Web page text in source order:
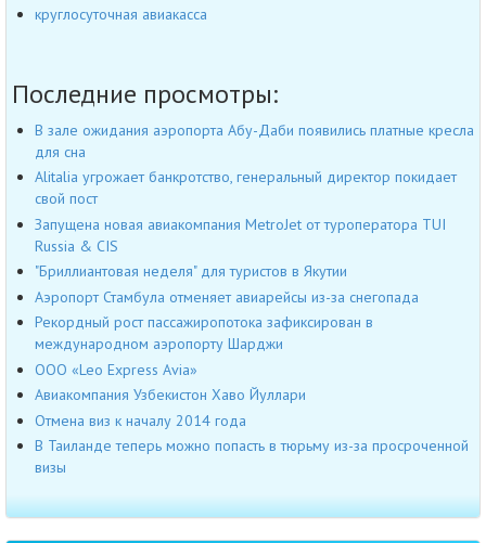
круглосуточная авиакасса
Последние просмотры:
В зале ожидания аэропорта Абу-Даби появились платные кресла
для сна
Alitalia угрожает банкротство, генеральный директор покидает
свой пост
Запущена новая авиакомпания MetroJet от туроператора TUI
Russia & CIS
"Бриллиантовая неделя" для туристов в Якутии
Аэропорт Стамбула отменяет авиарейсы из-за снегопада
Рекордный рост пассажиропотока зафиксирован в
международном аэропорту Шарджи
OOO «Leo Express Avia»
Авиакомпания Узбекистон Хаво Йуллари
Отмена виз к началу 2014 года
В Таиланде теперь можно попасть в тюрьму из-за просроченной
визы